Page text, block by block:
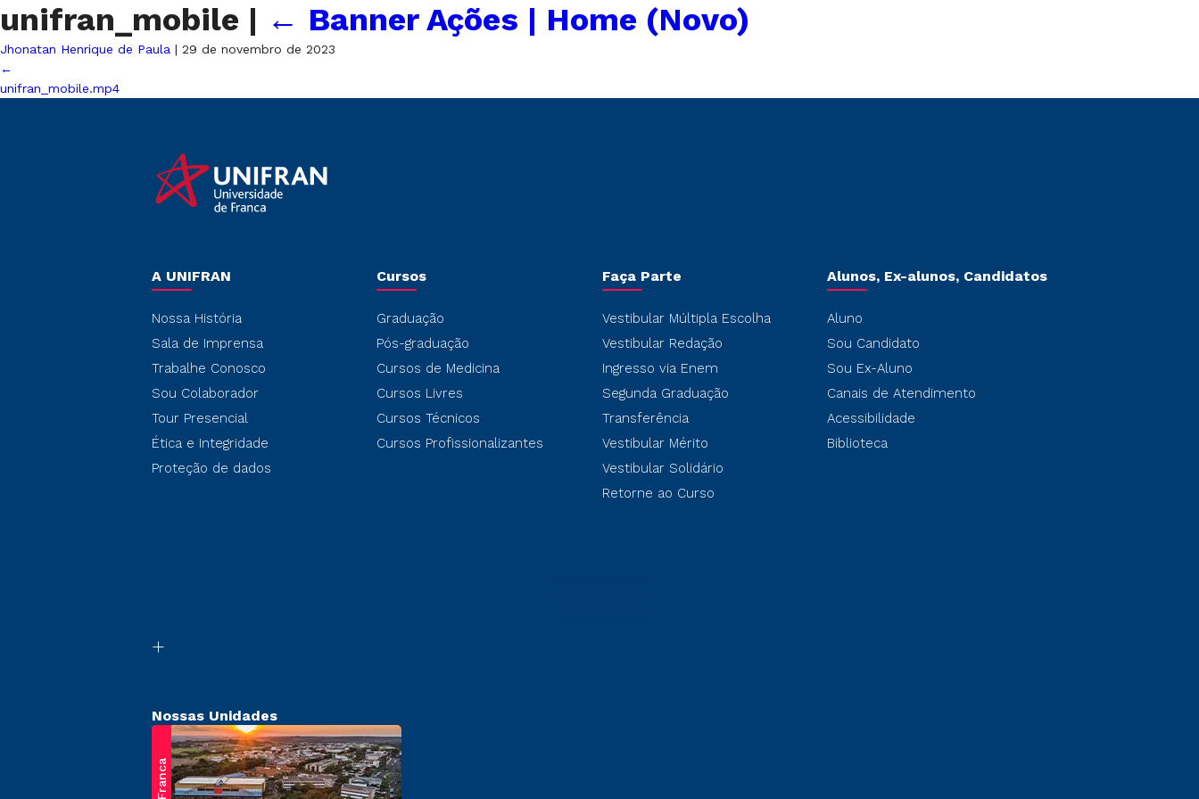
unifran_mobile | ← Banner Ações | Home (Novo)
Jhonatan Henrique de Paula | 29 de novembro de 2023
←
unifran_mobile.mp4
A UNIFRAN
Nossa História
Sala de Imprensa
Trabalhe Conosco
Sou Colaborador
Tour Presencial
Ética e Integridade
Proteção de dados
Cursos
Graduação
Pós-graduação
Cursos de Medicina
Cursos Livres
Cursos Técnicos
Cursos Profissionalizantes
Faça Parte
Vestibular Múltipla Escolha
Vestibular Redação
Ingresso via Enem
Segunda Graduação
Transferência
Vestibular Mérito
Vestibular Solidário
Retorne ao Curso
Alunos, Ex-alunos, Candidatos
Aluno
Sou Candidato
Sou Ex-Aluno
Canais de Atendimento
Acessibilidade
Biblioteca
Nossas Unidades
Franca